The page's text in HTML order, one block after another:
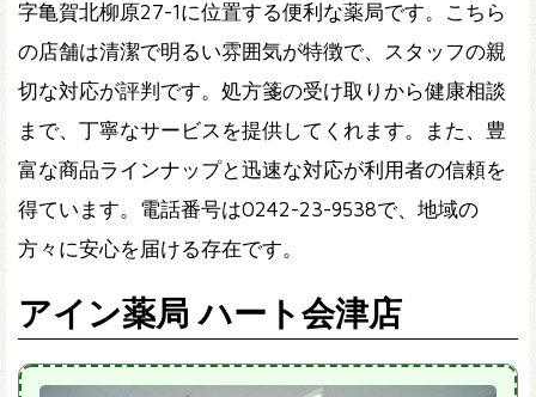
字亀賀北柳原27-1に位置する便利な薬局です。こちら
の店舗は清潔で明るい雰囲気が特徴で、スタッフの親
切な対応が評判です。処方箋の受け取りから健康相談
まで、丁寧なサービスを提供してくれます。また、豊
富な商品ラインナップと迅速な対応が利用者の信頼を
得ています。電話番号は0242-23-9538で、地域の
方々に安心を届ける存在です。
アイン薬局 ハート会津店